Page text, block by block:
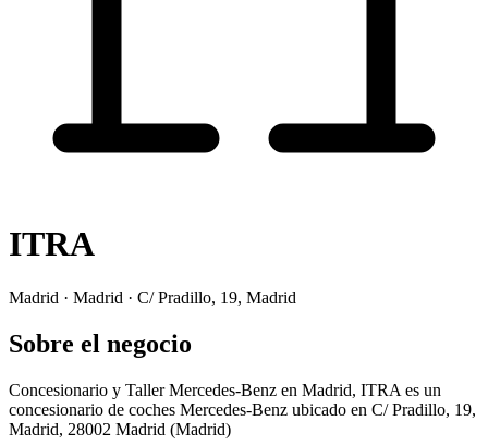
ITRA
Madrid · Madrid · C/ Pradillo, 19, Madrid
Sobre el negocio
Concesionario y Taller Mercedes-Benz en Madrid, ITRA es un
concesionario de coches Mercedes-Benz ubicado en C/ Pradillo, 19,
Madrid, 28002 Madrid (Madrid)